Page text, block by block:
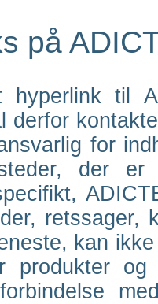
på
hyperlink til
derfor
for
der
retssager,
kan
produkter